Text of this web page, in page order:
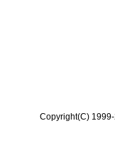
Copyright(C)